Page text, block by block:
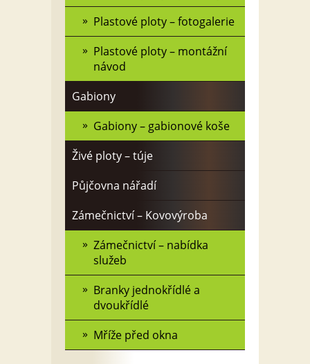
Plastové ploty – fotogalerie
Plastové ploty – montážní
návod
Gabiony
Gabiony – gabionové koše
Živé ploty – túje
Půjčovna nářadí
Zámečnictví – Kovovýroba
Zámečnictví – nabídka
služeb
Branky jednokřídlé a
dvoukřídlé
Mříže před okna